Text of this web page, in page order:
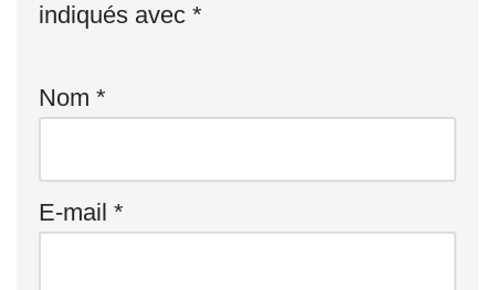
indiqués avec *
Nom *
E-mail *